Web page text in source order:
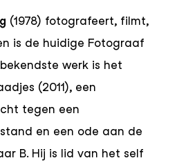
(1978) fotografeert, filmt,
is de huidige Fotograaf
werk is het
(2011), een
tegen een
en een ode aan de
B. Hij is lid van het self